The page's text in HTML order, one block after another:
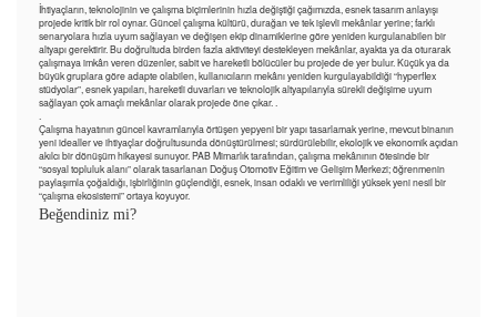
İhtiyaçların, teknolojinin ve çalışma biçimlerinin hızla değiştiği çağımızda, esnek tasarım anlayışı
projede kritik bir rol oynar. Güncel çalışma kültürü, durağan ve tek işlevli mekânlar yerine; farklı
senaryolara hızla uyum sağlayan ve değişen ekip dinamiklerine göre yeniden kurgulanabilen bir
altyapı gerektirir. Bu doğrultuda birden fazla aktiviteyi destekleyen mekânlar, ayakta ya da oturarak
çalışmaya imkân veren düzenler, sabit ve hareketli bölücüler bu projede de yer bulur. Küçük ya da
büyük gruplara göre adapte olabilen, kullanıcıların mekânı yeniden kurgulayabildiği “hyperflex
stüdyolar”, esnek yapıları, hareketli duvarları ve teknolojik altyapılarıyla sürekli değişime uyum
sağlayan çok amaçlı mekânlar olarak projede öne çıkar. .
Çalışma hayatının güncel kavramlarıyla örtüşen yepyeni bir yapı tasarlamak yerine, mevcut binanın
yeni idealler ve ihtiyaçlar doğrultusunda dönüştürülmesi; sürdürülebilir, ekolojik ve ekonomik açıdan
akılcı bir dönüşüm hikayesi sunuyor. PAB Mimarlık tarafından, çalışma mekânının ötesinde bir
“sosyal topluluk alanı” olarak tasarlanan Doğuş Otomotiv Eğitim ve Gelişim Merkezi; öğrenmenin
paylaşımla çoğaldığı, işbirliğinin güçlendiği, esnek, insan odaklı ve verimliliği yüksek yeni nesil bir
“çalışma ekosistemi” ortaya koyuyor.
Beğendiniz mi?